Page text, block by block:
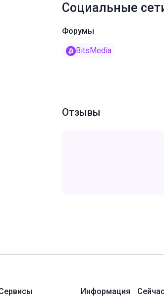
Социальные
Форумы
BitsMedia
Отзывы
Информация